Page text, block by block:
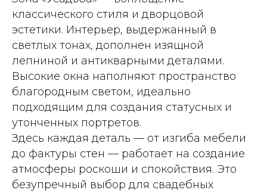
классического стиля и дворцовой
эстетики. Интерьер, выдержанный в
светлых тонах, дополнен изящной
лепниной и антикварными деталями.
Высокие окна наполняют пространство
благородным светом, идеально
подходящим для создания статусных и
утонченных портретов.
Здесь каждая деталь — от изгиба мебели
до фактуры стен — работает на создание
атмосферы роскоши и спокойствия. Это
безупречный выбор для свадебных